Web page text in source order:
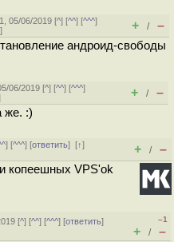
05/06/2019 [^] [^^] [^^^]
] + / –
андроид-свободы
06/2019 [^] [^^] [^^^]
+ / –
же. :)
] [^^^] [ответить][↑]
+ / –
копеешных VPS'ok
[^] [^^] [^^^] [ответить]
–1
+ / –